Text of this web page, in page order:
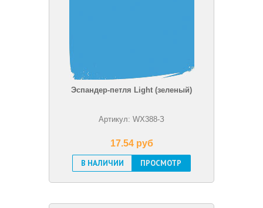
Эспандер-петля Light (зеленый)
Артикул: WX388-З
17.54 pуб
В НАЛИЧИИ
ПРОСМОТР